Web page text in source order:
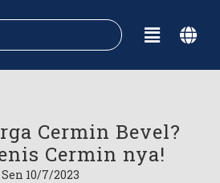
Cermin Bevel?
Cermin nya!
Sen 10/7/2023